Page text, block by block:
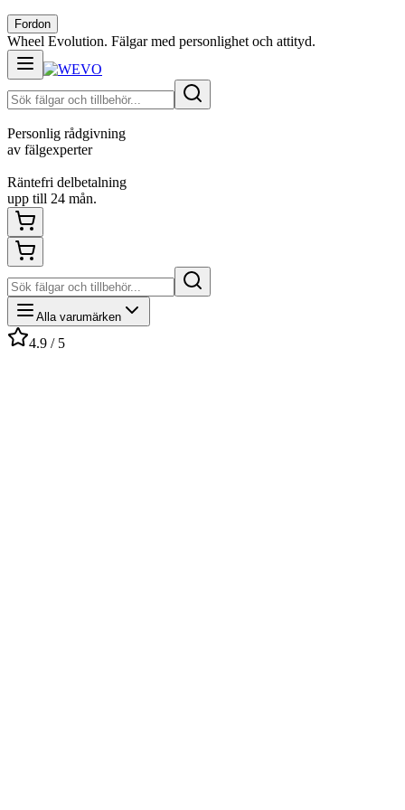
Fordon
Wheel Evolution. Fälgar med personlighet och attityd.
Personlig rådgivning
av fälgexperter
Räntefri delbetalning
upp till 24 mån.
Alla varumärken
4.9 / 5